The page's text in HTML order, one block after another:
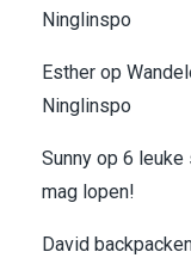
Ninglinspo
Esther op
Ninglinspo
Sunny op 6 leuke
mag lopen!
David